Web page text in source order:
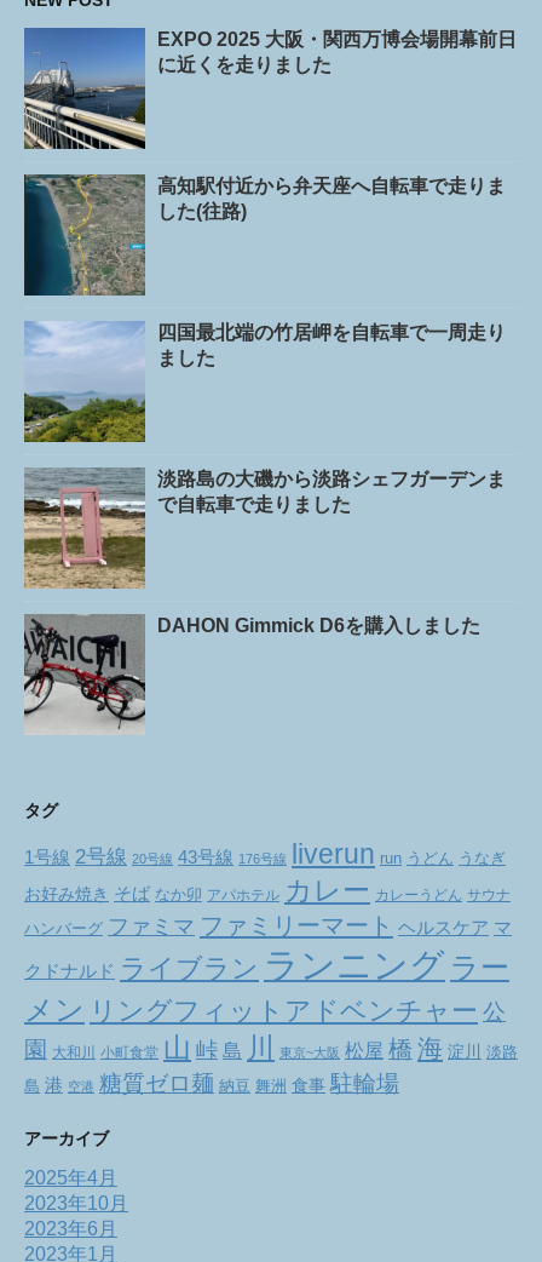
EXPO 2025 大阪・関西万博会場開幕前日
に近くを走りました
高知駅付近から弁天座へ自転車で走りま
した(往路)
四国最北端の竹居岬を自転車で一周走り
ました
淡路島の大磯から淡路シェフガーデンま
で自転車で走りました
DAHON Gimmick D6を購入しました
タグ
1号線 2号線 20号線 43号線 176号線 liverun run うどん うなぎ
お好み焼き そば なか卯 アパホテル カレー カレーうどん サウナ
ハンバーグ ファミマ ファミリーマート ヘルスケア マ
クドナルド ライブラン ランニング ラー
メン リングフィットアドベンチャー 公
園
大和川 小町食堂 山 峠 島 川 東京~大阪 松屋 橋 海 淀川
淡路
島 港 空港 糖質ゼロ麺 納豆 舞洲 食事 駐輪場
アーカイブ
2025年4月
2023年10月
2023年6月
2023年1月